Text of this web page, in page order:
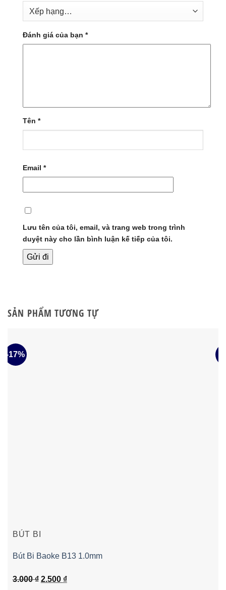
Đánh giá của bạn *
Tên *
Email *
Lưu tên của tôi, email, và trang web trong trình
duyệt này cho lần bình luận kế tiếp của tôi.
SẢN PHẨM TƯƠNG TỰ
-17%
BÚT BI
Bút Bi Baoke B13 1.0mm
3.000₫ Giá
2.500 ₫Giá